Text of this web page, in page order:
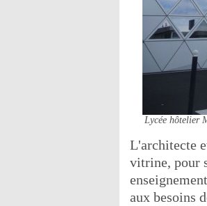
Lycée hôtelier
L'architecte
vitrine, pour
aux besoins